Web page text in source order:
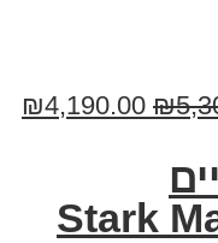
₪
₪4,190.00